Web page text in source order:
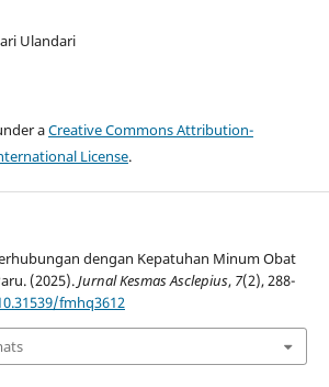
Ulandari
aCreative Commons Attribution-
License.
dengan Kepatuhan Minum Obat
(2025).Jurnal Kesmas Asclepius, 7(2), 288-
fmhq3612